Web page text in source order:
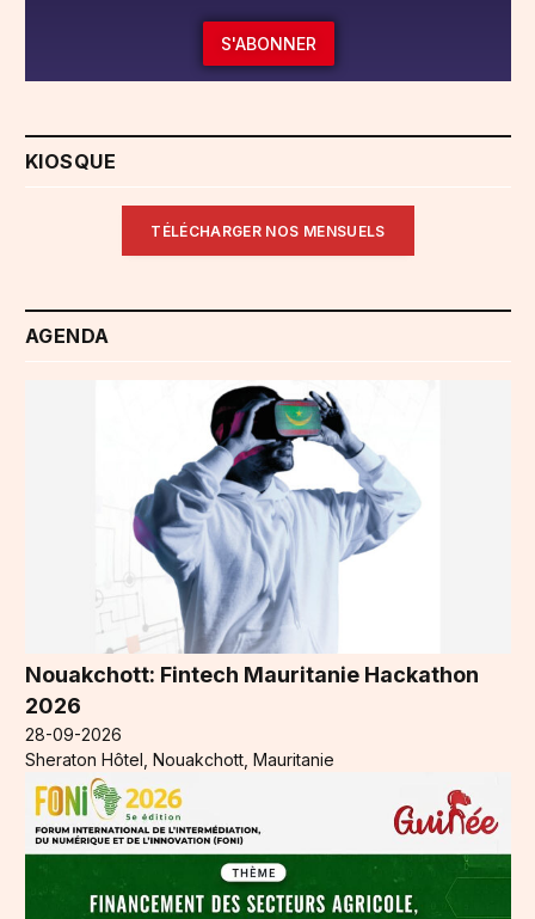
S'ABONNER
KIOSQUE
TÉLÉCHARGER NOS MENSUELS
AGENDA
Nouakchott: Fintech Mauritanie Hackathon
2026
28-09-2026
Sheraton Hôtel, Nouakchott, Mauritanie